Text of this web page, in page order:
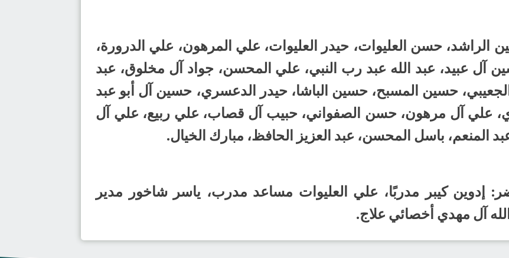
الراشد، حسن العليوات، حيدر العليوات، علي المرهون، علي الدرورة،
آل عبيد، عبد الله عبد رب النبي، علي المحسن، جواد آل مخلوق، عبد
حسين المسبح، حسين الباشا، حيدر الدعسري، حسين آل أبو عبد
علي آل مرهون، حسن الصفواني، حبيب آل قصاب، علي ربيع، علي آل
المنعم، باسل المحسن، عبد العزيز الحافظ، مبارك الخيال.
إدوين كيبر مدربًا، علي العليوات مساعد مدرب، ياسر شاخور مدير
آل مهدي أخصائي علاج.